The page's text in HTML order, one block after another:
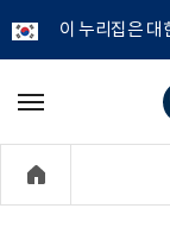
이 누리집은
메
기